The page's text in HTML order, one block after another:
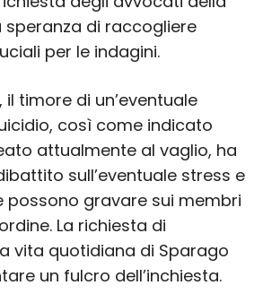
speranza di raccogliere
per le indagini.
timore di un’eventuale
così come indicato
attualmente al vaglio, ha
sull’eventuale stress e
possono gravare sui membri
La richiesta di
vita quotidiana di Sparago
un fulcro dell’inchiesta.